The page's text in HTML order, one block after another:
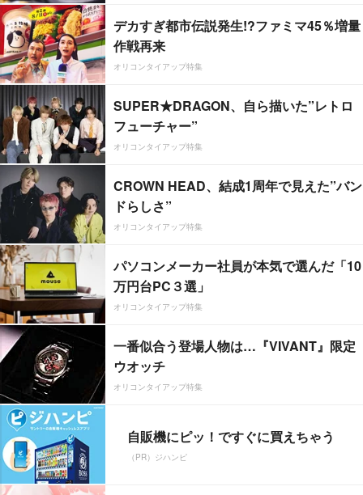
デカすぎ都市伝説発生!?ファミマ45％増量
作戦再来
オリコンタイアップ特集
SUPER★DRAGON、自ら描いた”レトロ
フューチャー”
オリコンタイアップ特集
CROWN HEAD、結成1周年で見えた”バン
ドらしさ”
オリコンタイアップ特集
パソコンメーカー社員が本気で選んだ「10
万円台PC３選」
オリコンタイアップ特集
一番似合う登場人物は…『VIVANT』限定
ウオッチ
オリコンタイアップ特集
自販機にピッ！ですぐに買えちゃう
（PR）ジハンピ